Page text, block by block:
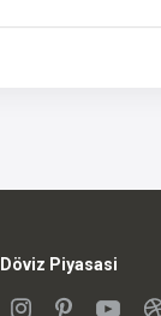
Döviz Piyasasi